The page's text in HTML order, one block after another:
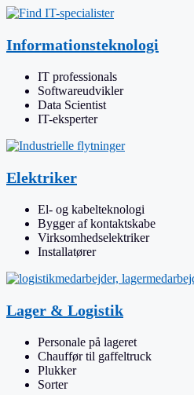
Informationsteknologi
IT professionals
Softwareudvikler
Data Scientist
IT-eksperter
Elektriker
El- og kabelteknologi
Bygger af kontaktskabe
Virksomhedselektriker
Installatører
Lager & Logistik
Personale på lageret
Chauffør til gaffeltruck
Plukker
Sorter